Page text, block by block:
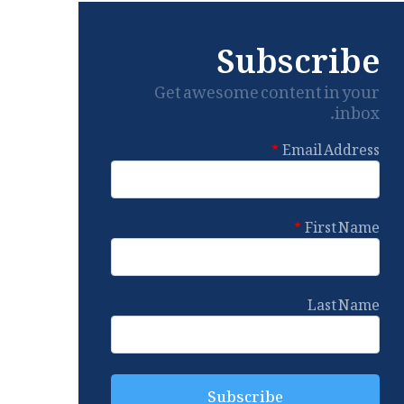
Subscribe
Get awesome content in your
inbox.
Email Address
First Name
Last Name